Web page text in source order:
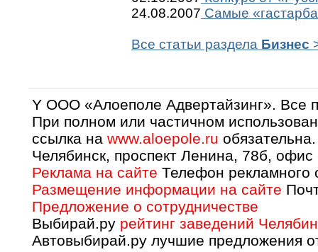
24.08.2007 Самые
Все статьи раздела Бизнес
Y OOO «Алоеполе Адвертайзинг».
При полном или частичном
ссылка на www.aloepole.ru обязательна.
Челябинск, проспект Ленина, 78б, офис
Реклама на сайте Телефон рекламного
Размещение информации на сайте
Предложение о сотрудничестве
Выбирай.ру рейтинг заведений
Автовыбирай.ру лучшие предложения